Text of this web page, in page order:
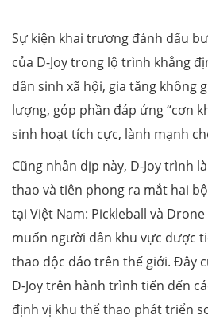
Sự kiện khai trương đánh dấu
của D-Joy trong lộ trình khẳng
dân sinh xã hội, gia tăng không
lượng, góp phần đáp ứng “cơn
sinh hoạt tích cực, lành mạnh
Cũng nhân dịp này, D-Joy trình
thao và tiên phong ra mắt hai
tại Việt Nam: Pickleball và
muốn người dân khu vực được
thao độc đáo trên thế giới. Đây
D-Joy trên hành trình tiến đến
định vị khu thể thao phát triển